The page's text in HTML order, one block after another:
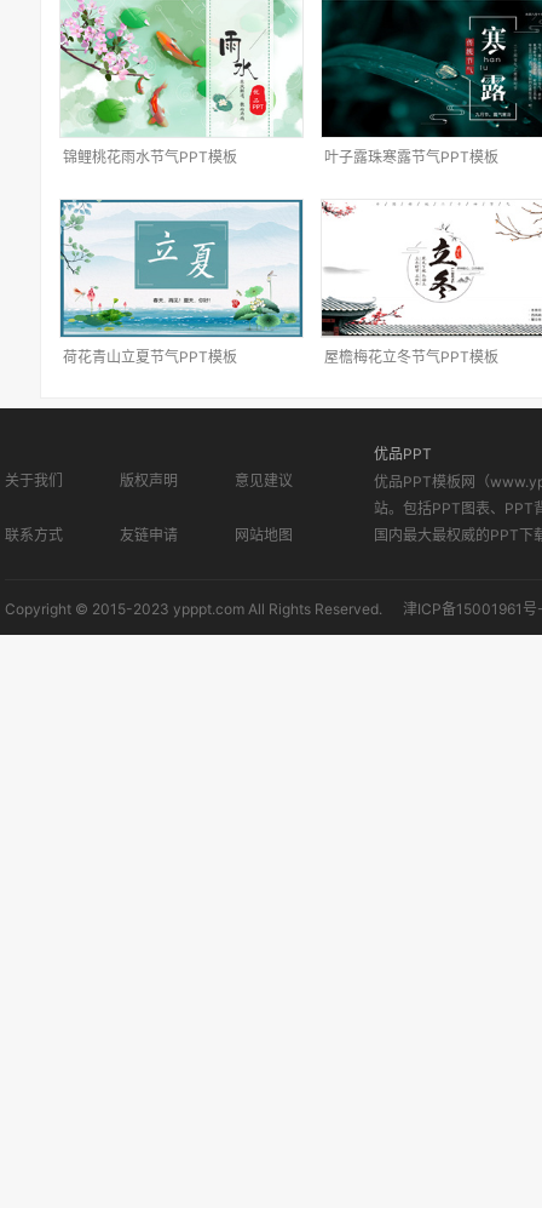
锦鲤桃花雨水节气PPT模板 叶子露珠寒露节气PPT模板
荷花青山立夏节气PPT模板 屋檐梅花立冬节气PPT模板
关于我们 版权声明 意见建议
联系方式 友链申请 网站地图
优品PPT
优品PPT模板网（
站。包括PPT图表、PPT
国内最大最权威的PPT下
Copyright © 2015-2023 ypppt.com All Rights Reserved. 津ICP备15001961号